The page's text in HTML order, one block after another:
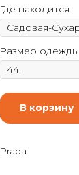
Где находится
Размер одежды
В корзину
Prada